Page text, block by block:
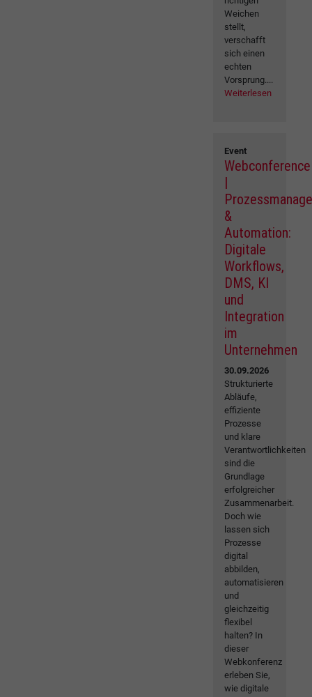
Weichen
stellt,
verschafft
sich einen
echten
Vorsprung....
Weiterlesen
Event
Webconference
|
&
Automation:
Digitale
Workflows,
DMS, KI
und
Integration
im
Unternehmen
30.09.2026
Strukturierte
Abläufe,
effiziente
Prozesse
und klare
Verantwortlichkeiten
sind die
Grundlage
erfolgreicher
Zusammenarbeit.
Doch wie
lassen sich
Prozesse
digital
abbilden,
automatisieren
und
gleichzeitig
flexibel
halten? In
dieser
Webkonferenz
erleben Sie,
wie digitale